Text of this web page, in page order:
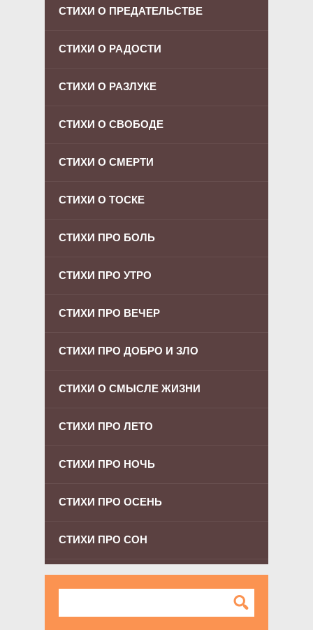
СТИХИ О ПРЕДАТЕЛЬСТВЕ
СТИХИ О РАДОСТИ
СТИХИ О РАЗЛУКЕ
СТИХИ О СВОБОДЕ
СТИХИ О СМЕРТИ
СТИХИ О ТОСКЕ
СТИХИ ПРО БОЛЬ
СТИХИ ПРО УТРО
СТИХИ ПРО ВЕЧЕР
СТИХИ ПРО ДОБРО И ЗЛО
СТИХИ О СМЫСЛЕ ЖИЗНИ
СТИХИ ПРО ЛЕТО
СТИХИ ПРО НОЧЬ
СТИХИ ПРО ОСЕНЬ
СТИХИ ПРО СОН